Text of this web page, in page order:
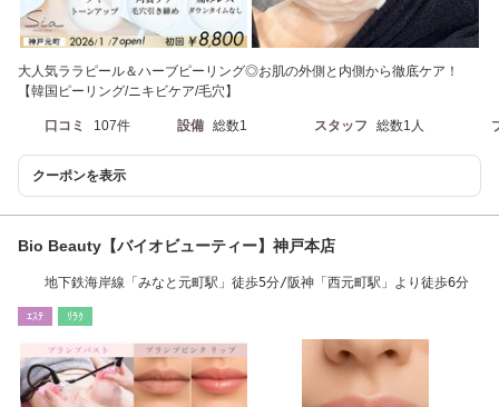
大人気ララピール＆ハーブピーリング◎お肌の外側と内側から徹底ケア！
【韓国ピーリング/ニキビケア/毛穴】
口コミ 107件 設備 総数1 スタッフ 総数1人
クーポンを表示
Bio Beauty【バイオビューティー】神戸本店
地下鉄海岸線「みなと元町駅」徒歩5分/阪神「西元町駅」より徒歩6分
ｴｽﾃ ﾘﾗｸ